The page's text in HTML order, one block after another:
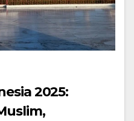
2025: